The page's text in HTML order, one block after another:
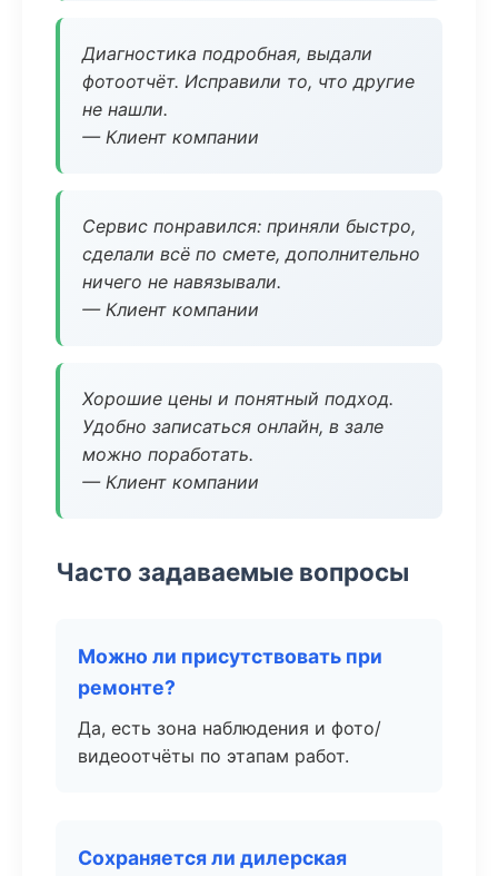
Диагностика подробная, выдали
фотоотчёт. Исправили то, что другие
не нашли.
— Клиент компании
Сервис понравился: приняли быстро,
сделали всё по смете, дополнительно
ничего не навязывали.
— Клиент компании
Хорошие цены и понятный подход.
Удобно записаться онлайн, в зале
можно поработать.
— Клиент компании
Часто задаваемые вопросы
Можно ли присутствовать при
ремонте?
Да, есть зона наблюдения и фото/
видеоотчёты по этапам работ.
Сохраняется ли дилерская